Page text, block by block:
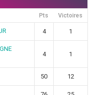
Pts Victoires
4 1
4 1
50 12